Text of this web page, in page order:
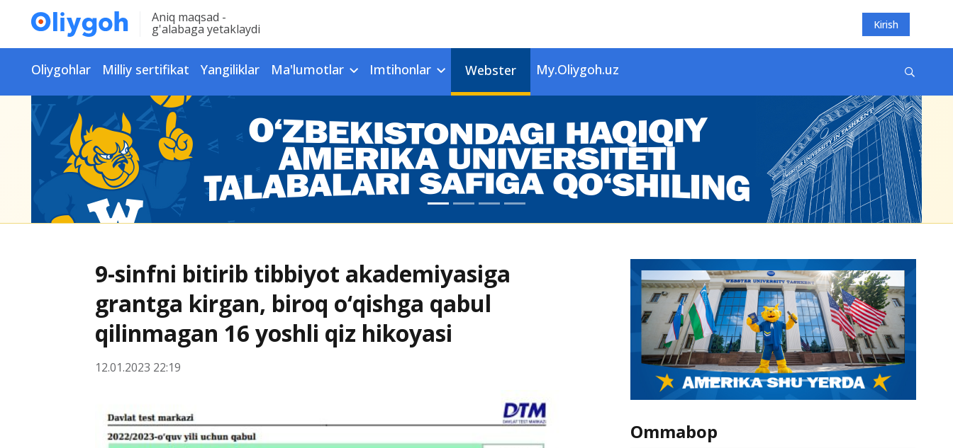
Aniq maqsad -
g'alabaga yetaklaydi Kirish
Oliygohlar Milliy sertifikat Yangiliklar Ma'lumotlar Imtihonlar Webster My.Oliygoh.uz
9-sinfni bitirib tibbiyot akademiyasiga
grantga kirgan, biroq o‘qishga qabul
qilinmagan 16 yoshli qiz hikoyasi
12.01.2023 22:19
Ommabop